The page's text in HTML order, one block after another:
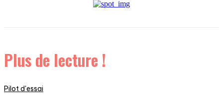
Plus de lecture !
Pilot d'essai